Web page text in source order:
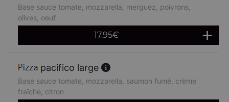
Base sauce tomate, mozzarella, merguez, poivrons,
olives, oeuf
17.95€
pacifico large
Base sauce tomate, mozzarella, saumon fumé, crème
fraîche, citron